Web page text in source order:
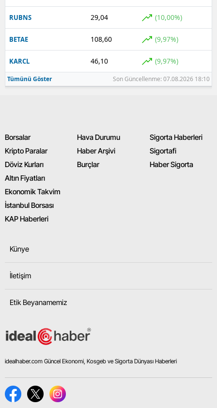
RUBNS 29,04 (10,00%)
BETAE 108,60 (9,97%)
KARCL 46,10 (9,97%)
Tümünü Göster Son Güncellenme: 07.08.2026 18:10
Borsalar
Kripto Paralar
Döviz Kurları
Altın Fiyatları
Ekonomik Takvim
İstanbul Borsası
KAP Haberleri
Hava Durumu
Haber Arşivi
Burçlar
Sigorta Haberleri
Sigortafi
Haber Sigorta
Künye
İletişim
Etik Beyanamemiz
idealhaber.com Güncel Ekonomi, Kosgeb ve Sigorta Dünyası Haberleri